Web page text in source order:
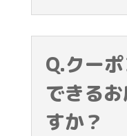
Q.クー
できる
すか？